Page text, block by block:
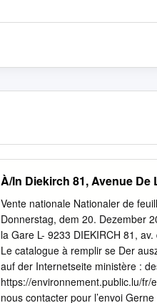
À/In Diekirch 81, Avenue De
Vente nationale Nationaler de
Donnerstag, dem 20. Dezember
la Gare L- 9233 DIEKIRCH 81,
Le catalogue à remplir se Der
auf der Internetseite ministère :
https://environnement.public.lu/fr/
nous contacter pour l’envoi